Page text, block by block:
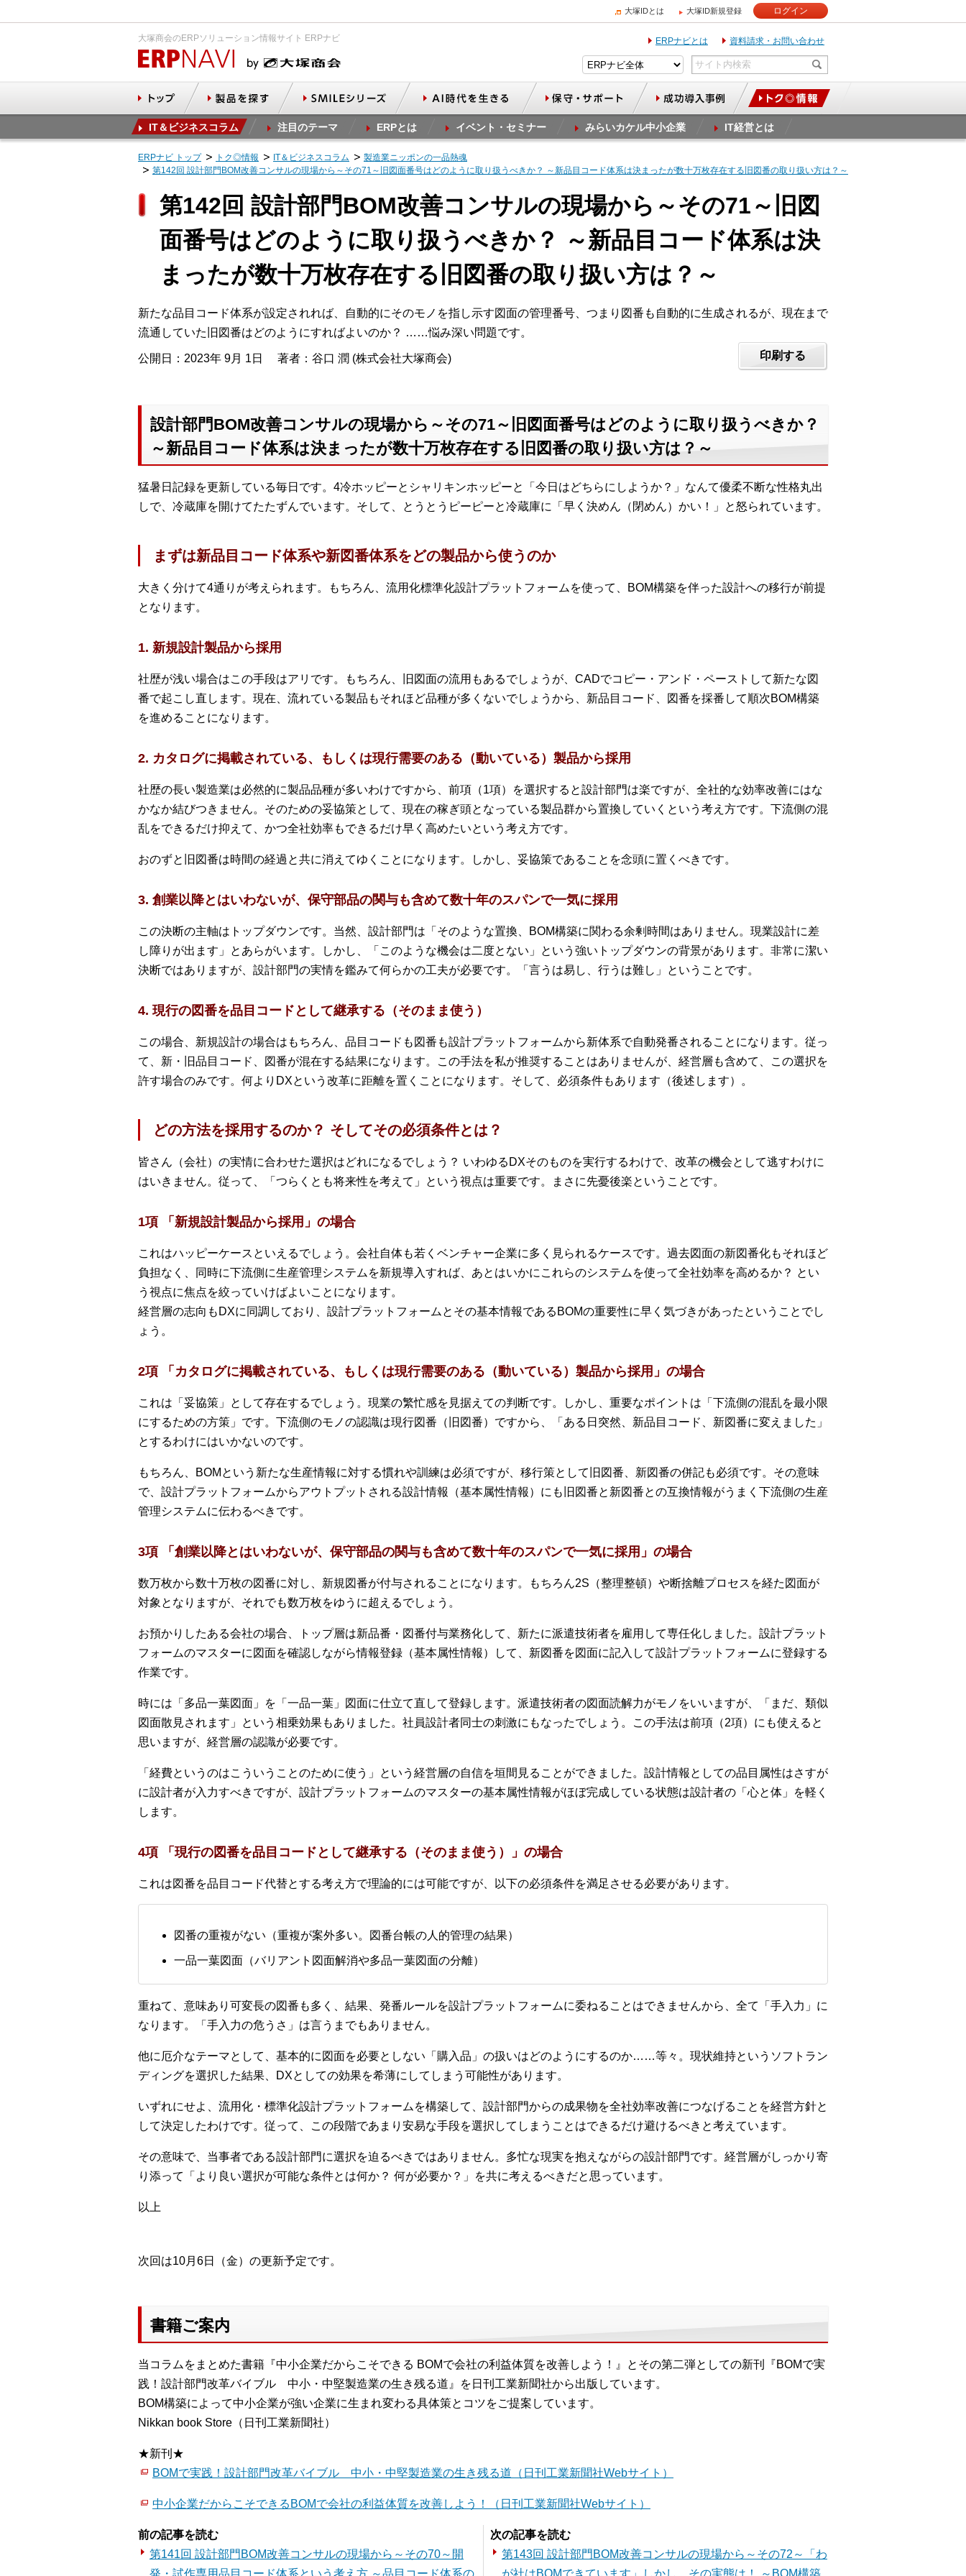
大塚IDとは 大塚ID新規登録 ログイン
大塚商会のERPソリューション情報サイト ERPナビ ERPナビとは 資料請求・お問い合わせ
IT＆ビジネスコラム 注目のテーマ ERPとは イベント・セミナー みらいカケル中小企業 IT経営とは
ERPナビ トップ トク◎情報 IT＆ビジネスコラム
製造業ニッポンの一品熱魂
第142回 設計部門BOM改善コンサルの現場から～その71～旧図面番号はどのように取り扱うべきか？ ～新品目コード体系は決まったが数十万枚存在する旧図番の取り扱い方は？～
第142回 設計部門BOM改善コンサルの現場から～その71～旧図
面番号はどのように取り扱うべきか？ ～新品目コード体系は決
まったが数十万枚存在する旧図番の取り扱い方は？～
新たな品目コード体系が設定されれば、自動的にそのモノを指し示す図面の管理番号、つまり図番も自動的に生成されるが、現在まで
流通していた旧図番はどのようにすればよいのか？ ……悩み深い問題です。
公開日：2023年 9月 1日 著者：谷口 潤 (株式会社大塚商会) 印刷する
設計部門BOM改善コンサルの現場から～その71～旧図面番号はどのように取り扱うべきか？
～新品目コード体系は決まったが数十万枚存在する旧図番の取り扱い方は？～
猛暑日記録を更新している毎日です。4冷ホッピーとシャリキンホッピーと「今日はどちらにしようか？」なんて優柔不断な性格丸出
しで、冷蔵庫を開けてたたずんでいます。そして、とうとうピーピーと冷蔵庫に「早く決めん（閉めん）かい！」と怒られています。
まずは新品目コード体系や新図番体系をどの製品から使うのか
大きく分けて4通りが考えられます。もちろん、流用化標準化設計プラットフォームを使って、BOM構築を伴った設計への移行が前提
となります。
1. 新規設計製品から採用
社歴が浅い場合はこの手段はアリです。もちろん、旧図面の流用もあるでしょうが、CADでコピー・アンド・ペーストして新たな図
番で起こし直します。現在、流れている製品もそれほど品種が多くないでしょうから、新品目コード、図番を採番して順次BOM構築
を進めることになります。
2. カタログに掲載されている、もしくは現行需要のある（動いている）製品から採用
社歴の長い製造業は必然的に製品品種が多いわけですから、前項（1項）を選択すると設計部門は楽ですが、全社的な効率改善にはな
かなか結びつきません。そのための妥協策として、現在の稼ぎ頭となっている製品群から置換していくという考え方です。下流側の混
乱をできるだけ抑えて、かつ全社効率もできるだけ早く高めたいという考え方です。
おのずと旧図番は時間の経過と共に消えてゆくことになります。しかし、妥協策であることを念頭に置くべきです。
3. 創業以降とはいわないが、保守部品の関与も含めて数十年のスパンで一気に採用
この決断の主軸はトップダウンです。当然、設計部門は「そのような置換、BOM構築に関わる余剰時間はありません。現業設計に差
し障りが出ます」とあらがいます。しかし、「このような機会は二度とない」という強いトップダウンの背景があります。非常に潔い
決断ではありますが、設計部門の実情を鑑みて何らかの工夫が必要です。「言うは易し、行うは難し」ということです。
4. 現行の図番を品目コードとして継承する（そのまま使う）
この場合、新規設計の場合はもちろん、品目コードも図番も設計プラットフォームから新体系で自動発番されることになります。従っ
て、新・旧品目コード、図番が混在する結果になります。この手法を私が推奨することはありませんが、経営層も含めて、この選択を
許す場合のみです。何よりDXという改革に距離を置くことになります。そして、必須条件もあります（後述します）。
どの方法を採用するのか？ そしてその必須条件とは？
皆さん（会社）の実情に合わせた選択はどれになるでしょう？ いわゆるDXそのものを実行するわけで、改革の機会として逃すわけに
はいきません。従って、「つらくとも将来性を考えて」という視点は重要です。まさに先憂後楽ということです。
1項 「新規設計製品から採用」の場合
これはハッピーケースといえるでしょう。会社自体も若くベンチャー企業に多く見られるケースです。過去図面の新図番化もそれほど
負担なく、同時に下流側に生産管理システムを新規導入すれば、あとはいかにこれらのシステムを使って全社効率を高めるか？ とい
う視点に焦点を絞っていけばよいことになります。
経営層の志向もDXに同調しており、設計プラットフォームとその基本情報であるBOMの重要性に早く気づきがあったということでし
ょう。
2項 「カタログに掲載されている、もしくは現行需要のある（動いている）製品から採用」の場合
これは「妥協策」として存在するでしょう。現業の繁忙感を見据えての判断です。しかし、重要なポイントは「下流側の混乱を最小限
にするための方策」です。下流側のモノの認識は現行図番（旧図番）ですから、「ある日突然、新品目コード、新図番に変えました」
とするわけにはいかないのです。
もちろん、BOMという新たな生産情報に対する慣れや訓練は必須ですが、移行策として旧図番、新図番の併記も必須です。その意味
で、設計プラットフォームからアウトプットされる設計情報（基本属性情報）にも旧図番と新図番との互換情報がうまく下流側の生産
管理システムに伝わるべきです。
3項 「創業以降とはいわないが、保守部品の関与も含めて数十年のスパンで一気に採用」の場合
数万枚から数十万枚の図番に対し、新規図番が付与されることになります。もちろん2S（整理整頓）や断捨離プロセスを経た図面が
対象となりますが、それでも数万枚をゆうに超えるでしょう。
お預かりしたある会社の場合、トップ層は新品番・図番付与業務化して、新たに派遣技術者を雇用して専任化しました。設計プラット
フォームのマスターに図面を確認しながら情報登録（基本属性情報）して、新図番を図面に記入して設計プラットフォームに登録する
作業です。
時には「多品一葉図面」を「一品一葉」図面に仕立て直して登録します。派遣技術者の図面読解力がモノをいいますが、「まだ、類似
図面散見されます」という相乗効果もありました。社員設計者同士の刺激にもなったでしょう。この手法は前項（2項）にも使えると
思いますが、経営層の認識が必要です。
「経費というのはこういうことのために使う」という経営層の自信を垣間見ることができました。設計情報としての品目属性はさすが
に設計者が入力すべきですが、設計プラットフォームのマスターの基本属性情報がほぼ完成している状態は設計者の「心と体」を軽く
します。
4項 「現行の図番を品目コードとして継承する（そのまま使う）」の場合
これは図番を品目コード代替とする考え方で理論的には可能ですが、以下の必須条件を満足させる必要があります。
図番の重複がない（重複が案外多い。図番台帳の人的管理の結果）
一品一葉図面（バリアント図面解消や多品一葉図面の分離）
重ねて、意味あり可変長の図番も多く、結果、発番ルールを設計プラットフォームに委ねることはできませんから、全て「手入力」に
なります。「手入力の危うさ」は言うまでもありません。
他に厄介なテーマとして、基本的に図面を必要としない「購入品」の扱いはどのようにするのか……等々。現状維持というソフトラン
ディングを選択した結果、DXとしての効果を希薄にしてしまう可能性があります。
いずれにせよ、流用化・標準化設計プラットフォームを構築して、設計部門からの成果物を全社効率改善につなげることを経営方針と
して決定したわけです。従って、この段階であまり安易な手段を選択してしまうことはできるだけ避けるべきと考えています。
その意味で、当事者である設計部門に選択を迫るべきではありません。多忙な現実を抱えながらの設計部門です。経営層がしっかり寄
り添って「より良い選択が可能な条件とは何か？ 何が必要か？」を共に考えるべきだと思っています。
以上
次回は10月6日（金）の更新予定です。
書籍ご案内
当コラムをまとめた書籍『中小企業だからこそできる BOMで会社の利益体質を改善しよう！』とその第二弾としての新刊『BOMで実
践！設計部門改革バイブル 中小・中堅製造業の生き残る道』を日刊工業新聞社から出版しています。
BOM構築によって中小企業が強い企業に生まれ変わる具体策とコツをご提案しています。
Nikkan book Store（日刊工業新聞社）
★新刊★
BOMで実践！設計部門改革バイブル 中小・中堅製造業の生き残る道（日刊工業新聞社Webサイト）
中小企業だからこそできるBOMで会社の利益体質を改善しよう！（日刊工業新聞社Webサイト）
前の記事を読む
第141回 設計部門BOM改善コンサルの現場から～その70～開
次の記事を読む
第143回 設計部門BOM改善コンサルの現場から～その72～「わ